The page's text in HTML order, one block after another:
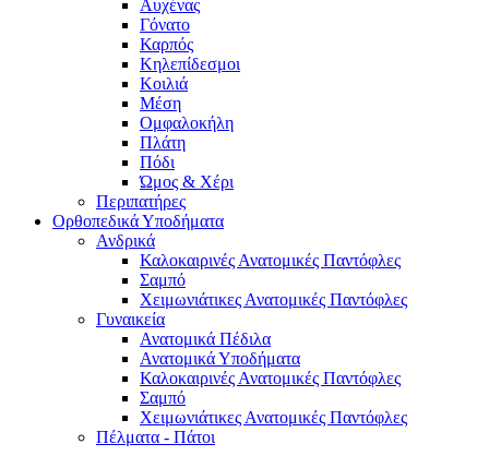
Αυχένας
Γόνατο
Καρπός
Κηλεπίδεσμοι
Κοιλιά
Μέση
Ομφαλοκήλη
Πλάτη
Πόδι
Ώμος & Χέρι
Περιπατήρες
Ορθοπεδικά Υποδήματα
Ανδρικά
Καλοκαιρινές Ανατομικές Παντόφλες
Σαμπό
Χειμωνιάτικες Ανατομικές Παντόφλες
Γυναικεία
Ανατομικά Πέδιλα
Ανατομικά Υποδήματα
Καλοκαιρινές Ανατομικές Παντόφλες
Σαμπό
Χειμωνιάτικες Ανατομικές Παντόφλες
Πέλματα - Πάτοι